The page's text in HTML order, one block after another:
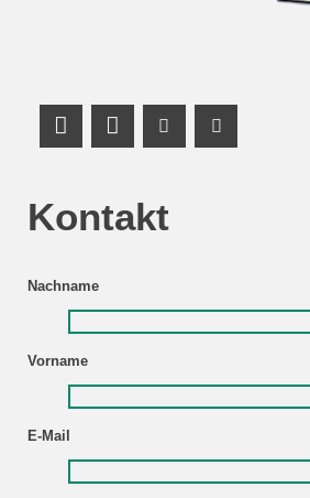
LinkedIn Profile
Mastodon
YoutubeYoutube
Kontakt
Nachname
Vorname
E-Mail